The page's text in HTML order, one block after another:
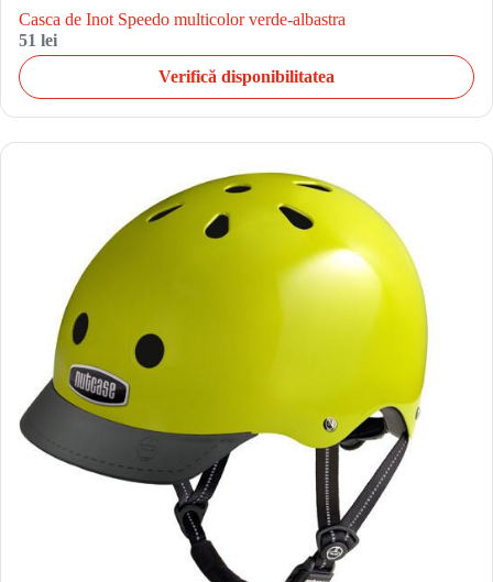
Casca de Inot Speedo multicolor verde-albastra
51 lei
Verifică disponibilitatea